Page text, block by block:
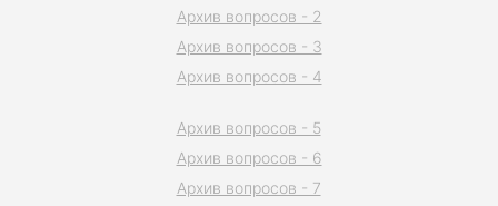
Архив вопросов - 2
Архив вопросов - 3
Архив вопросов - 4
Архив вопросов - 5
Архив вопросов - 6
Архив вопросов - 7